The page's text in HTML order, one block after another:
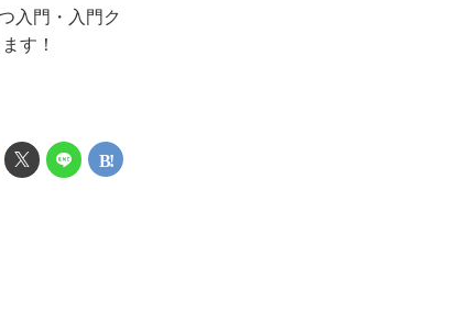
入門・入門ク
す！